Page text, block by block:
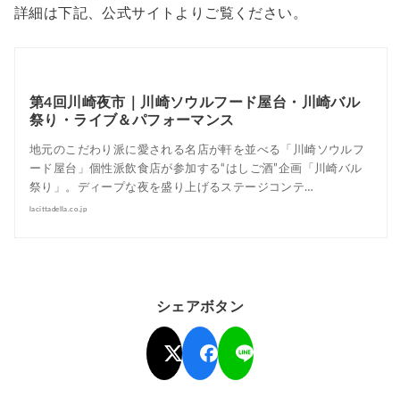
詳細は下記、公式サイトよりご覧ください。
第4回川崎夜市｜川崎ソウルフード屋台・川崎バル
祭り・ライブ＆パフォーマンス
地元のこだわり派に愛される名店が軒を並べる「川崎ソウルフ
ード屋台」個性派飲食店が参加する“はしご酒”企画「川崎バル
祭り」。ディープな夜を盛り上げるステージコンテ…
lacittadella.co.jp
シェアボタン